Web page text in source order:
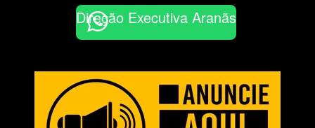
Direção Executiva Aranãs